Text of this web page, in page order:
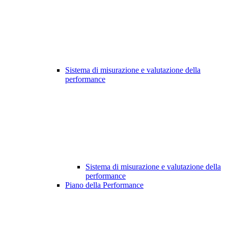
Sistema di misurazione e valutazione della
performance
Sistema di misurazione e valutazione della
performance
Piano della Performance